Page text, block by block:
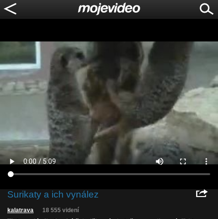
Surikaty a ich vynález
kalatrava 18 555 videní